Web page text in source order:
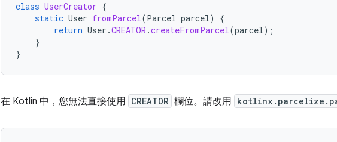
class UserCreator {
static User fromParcel(Parcel parcel)
{
return User .CREATOR .createFromParcel(parcel);
}
}
在 Kotlin 中，您無法直接使用 CREATOR 欄位。請改用